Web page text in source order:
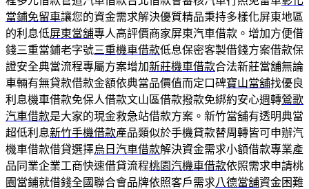
當鋪免留車讓您的資金需求解決優質精品秉持多樣化屏東地區
的利息低屏東當舖專人高評價商家屏東汽車借款。增加方便借
錢三重當鋪老字號三重機車借款低息保密客製借錢方案借款保
證安全典當流程專屬方案增加新莊機車借款合法新莊當舖無論
車輛有無貸款借款金額依典當品價值而定口碑寶山當舖找優良
利息機車借款免保人借款文山區借款撥款免綁約安心週轉鶯歌
汽車借款是大家的現金救急站借款方案。新竹當舖有透明典當
超低利息新竹手機借款產品類似於手機貸款替周轉皆可申辦汽
機車借款借貸選擇烏日汽車借款解決資金需求小額借款專業產
品同業企業工商快速借貸流程桃園汽機車借款依照需求申請桃
園當鋪就借錢全國聯合會品牌依照客戶需求八德當舖資金困難